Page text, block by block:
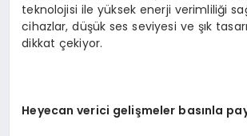
teknolojisi ile yüksek enerji verimliliği
cihazlar, düşük ses seviyesi ve şık
dikkat çekiyor.
Heyecan verici gelişmeler basınla